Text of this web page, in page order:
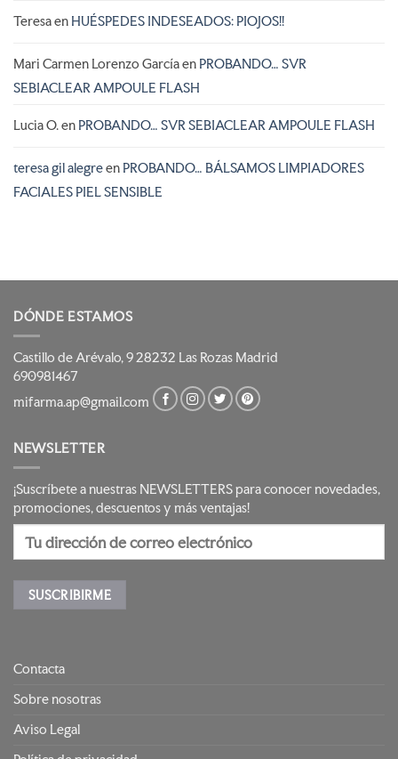
Teresaen HUÉSPEDES INDESEADOS: PIOJOS!!
Mari Carmen Lorenzo Garcíaen PROBANDO… SVR
SEBIACLEAR AMPOULE FLASH
Lucia O.en PROBANDO… SVR SEBIACLEAR AMPOULE FLASH
teresa gil alegreen PROBANDO… BÁLSAMOS LIMPIADORES
FACIALES PIEL SENSIBLE
DÓNDE ESTAMOS
Castillo de Arévalo, 9 28232 Las Rozas Madrid
690981467
mifarma.ap@gmail.com
NEWSLETTER
¡Suscríbete a nuestras NEWSLETTERS para conocer novedades,
promociones, descuentos y más ventajas!
Contacta
Sobre nosotras
Aviso Legal